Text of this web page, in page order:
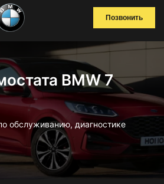
Позвонить
BMW 7
обслуживанию, диагностике